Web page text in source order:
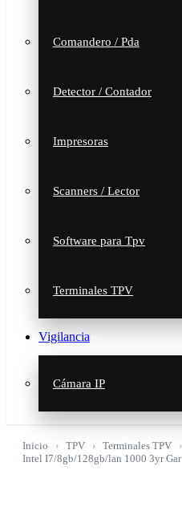
Comandero / Pda
Detector / Contador
Impresoras
Scanners / Lector
Software para Tpv
Terminales TPV
Vigilancia
Cámara IP
Inicio TPV Terminales TPV
Intel I7/8gb/128gb/lan 1000 3yr Gar